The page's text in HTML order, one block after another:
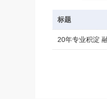
标题
20年专业积淀